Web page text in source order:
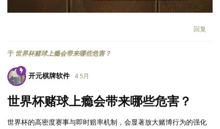
回复
于 世界杯赌球上瘾会带来哪些危害？
开元棋牌软件 4 5月
世界杯赌球上瘾会带来哪些危害？
世界杯的高密度赛事与即时赔率机制，会显著放大赌博行为的强化